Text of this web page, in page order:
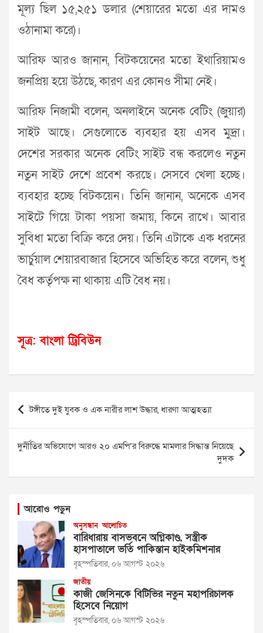
মূল্য ছিল ১৫,২৫১ ডলার (শেয়ারের মতো এর দামও
ওঠানামা করে)।
আরিফ আরও জানান, বিটকয়েনের মতো ইথারিয়ামও
জনপ্রিয় হয়ে উঠছে, কারণ এর কোনও সীমা নেই।
আরিফ নিজামী বলেন, অনলাইনে অনেক বেটিং (জুয়ার)
সাইট আছে। সেগুলোতে ব্যবহার হয় এসব মুদ্রা।
দেশের সরকার অনেক বেটিং সাইট বন্ধ করলেও নতুন
নতুন সাইট দেশে প্রবেশ করছে। সেসবে খেলা হচ্ছে।
ব্যবহার হচ্ছে বিটকয়েন। তিনি জানান, অনেকে এসব
সাইটে গিয়ে টাকা পয়সা জমায়, কিনে রাখে। আবার
সুবিধা মতো বিক্রি করে দেয়। তিনি এটাকে এক ধরনের
ভার্চুয়াল শেয়ারবাজার হিসেবে অভিহিত করে বলেন, শুধু
বৈধ কর্তৃপক্ষ না থাকায় এটি বৈধ নয়।
সূত্র: বাংলা ট্রিবিউন
Post
navigation
টঙ্গীতে দুই যুবক ও এক নারীর লাশ উদ্ধার, ধারণা আত্মহত্যা
দুর্নীতির অভিযোগে আরও ২০ এমপি’র বিরুদ্ধে মামলার সিদ্ধান্ত নিয়েছে
দুদক
আরোও পড়ুন
অনুসন্ধান আলোচিত
বারিধারায় বাসভবনে অগ্নিকাণ্ড, সস্ত্রীক
হাসপাতালে ভর্তি পাকিস্তান হাইকমিশনার
বৃহস্পতিবার, ০৬ আগস্ট ২০২৬
জাতীয়
কাজী জেসিনকে বিটিভির নতুন মহাপরিচালক
হিসেবে নিয়োগ
বৃহস্পতিবার, ০৬ আগস্ট ২০২৬